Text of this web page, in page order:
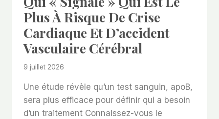
Plus À Risque De Crise
Cardiaque Et D’accident
Vasculaire Cérébral
9 juillet 2026
Une étude révèle qu’un test sanguin, apoB,
sera plus efficace pour définir qui a besoin
d’un traitement Connaissez-vous le